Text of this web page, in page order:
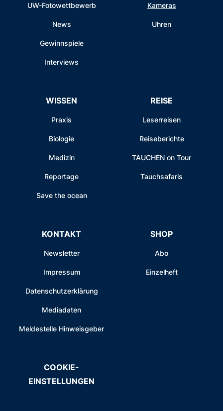
UW-Fotowettbewerb
News
Gewinnspiele
Interviews
Kameras
Uhren
WISSEN
Praxis
Biologie
Medizin
Reportage
Save the ocean
REISE
Leserreisen
Reiseberichte
TAUCHEN on Tour
Tauchsafaris
KONTAKT
Newsletter
Impressum
Datenschutzerklärung
Mediadaten
Meldestelle Hinweisgeber
SHOP
Abo
Einzelheft
COOKIE-
EINSTELLUNGEN